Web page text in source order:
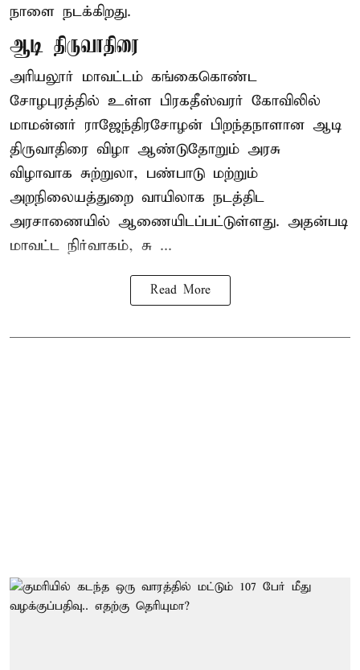
நாளை நடக்கிறது.
ஆடி திருவாதிரை
அரியலூர் மாவட்டம் கங்கைகொண்ட
சோழபுரத்தில் உள்ள பிரகதீஸ்வரர் கோவிலில்
மாமன்னர் ராஜேந்திரசோழன் பிறந்தநாளான ஆடி
திருவாதிரை விழா ஆண்டுதோறும் அரசு
விழாவாக சுற்றுலா, பண்பாடு மற்றும்
அறநிலையத்துறை வாயிலாக நடத்திட
அரசாணையில் ஆணையிடப்பட்டுள்ளது. அதன்படி
மாவட்ட நிர்வாகம், சு ...
Read More